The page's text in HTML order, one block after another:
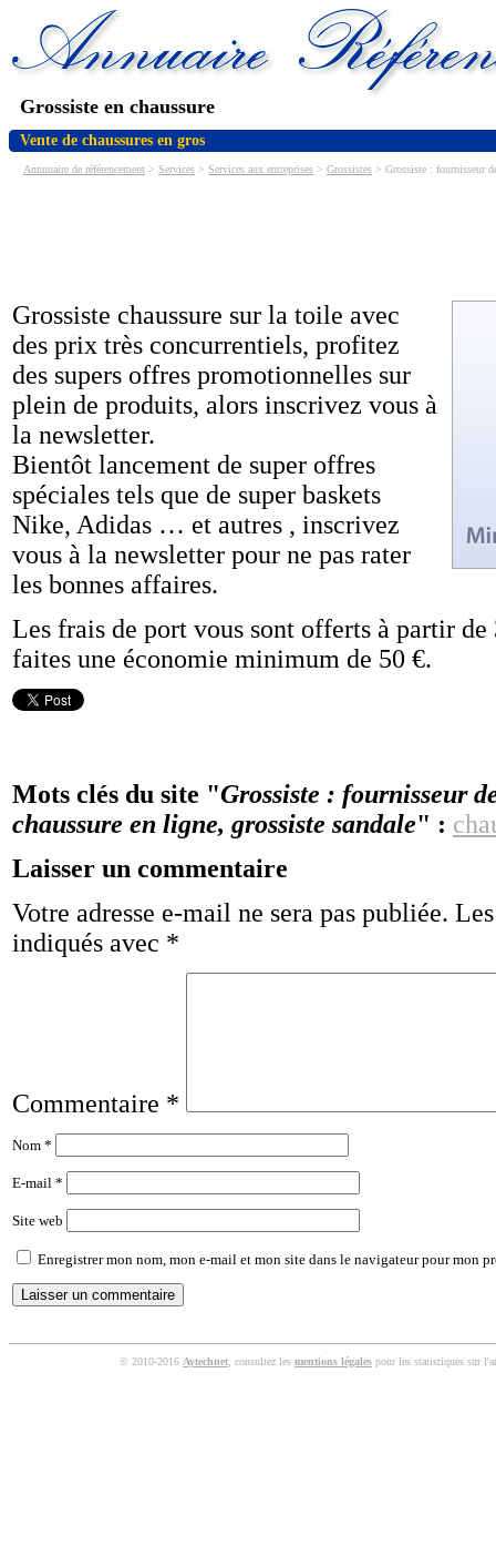
Grossiste en chaussure
Vente de chaussures en gros
Annnuaire de référencement > Services > Services aux entreprises > Grossistes > Grossiste : fournisseur
Grossiste chaussure sur la toile avec
des prix très concurrentiels, profitez
des supers offres promotionnelles sur
plein de produits, alors inscrivez vous à
la newsletter.
Bientôt lancement de super offres
spéciales tels que de super baskets
Nike, Adidas … et autres , inscrivez
vous à la newsletter pour ne pas rater
les bonnes affaires.
Les frais de port vous sont offerts à partir
faites une économie minimum de 50 €.
Mots clés du site "Grossiste : fournisseur
chaussure en ligne, grossiste sandale" :
Laisser un commentaire
Votre adresse e-mail ne sera pas publiée.
indiqués avec *
Commentaire *
Nom *
E-mail *
Site web
Enregistrer mon nom, mon e-mail et mon site dans le navigateur pour mon
© 2010-2016 Aytechnet , consultez les mentions légales pour les statistiques sur